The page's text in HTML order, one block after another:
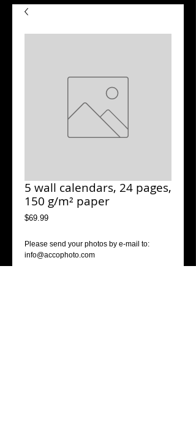
5 wall calendars, 24 pages,
150 g/m² paper
$69.99Price
Please send your photos by e-mail to:
info@accophoto.com